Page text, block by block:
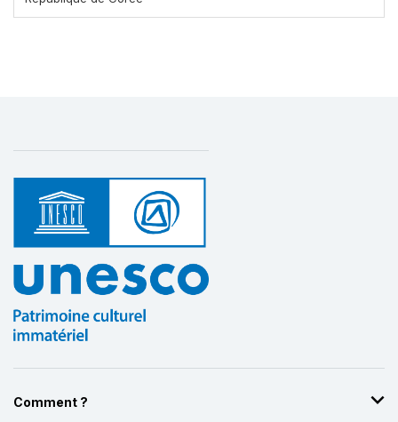
Comment ?